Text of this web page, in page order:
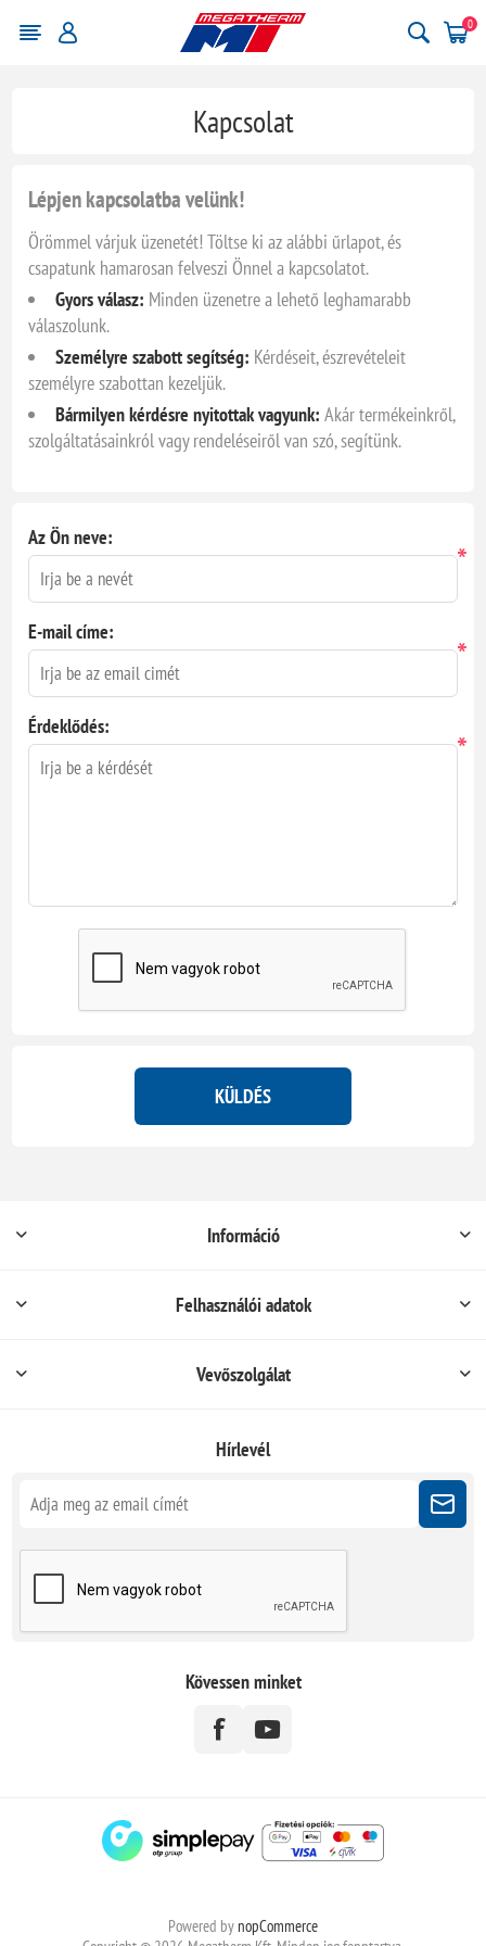
0
Kapcsolat
Lépjen kapcsolatba velünk!
Örömmel várjuk üzenetét! Töltse ki az alábbi űrlapot, és
csapatunk hamarosan felveszi Önnel a kapcsolatot.
Gyors válasz: Minden üzenetre a lehető leghamarabb
válaszolunk.
Személyre szabott segítség: Kérdéseit, észrevételeit
személyre szabottan kezeljük.
Bármilyen kérdésre nyitottak vagyunk: Akár termékeinkről,
szolgáltatásainkról vagy rendeléseiről van szó, segítünk.
Az Ön neve:
*
E-mail címe:
*
Érdeklődés:
*
KÜLDÉS
Információ
Felhasználói adatok
Vevőszolgálat
Hírlevél
Kövessen minket
Powered by nopCommerce